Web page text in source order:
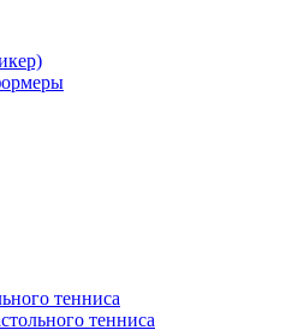
тенниса
тенниса